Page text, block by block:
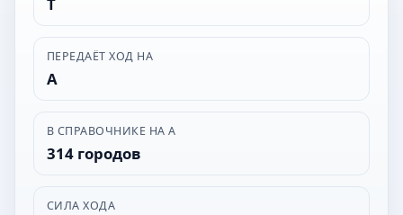
ПЕРЕДАЁТ ХОД НА
А
В СПРАВОЧНИКЕ НА А
314 городов
СИЛА ХОДА